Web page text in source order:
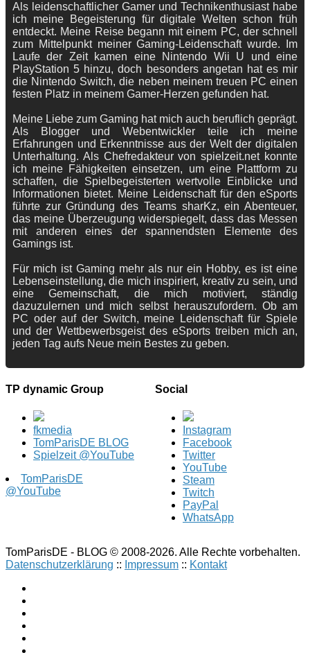
Als leidenschaftlicher Gamer und Technikenthusiast habe
ich meine Begeisterung für digitale Welten schon früh
entdeckt. Meine Reise begann mit einem PC, der schnell
zum Mittelpunkt meiner Gaming-Leidenschaft wurde. Im
Laufe der Zeit kamen eine Nintendo Wii U und eine
PlayStation 5 hinzu, doch besonders angetan hat es mir
die Nintendo Switch, die neben meinem treuen PC einen
festen Platz in meinem Gamer-Herzen gefunden hat.
Meine Liebe zum Gaming hat mich auch beruflich geprägt.
Als Blogger und Webentwickler teile ich meine
Erfahrungen und Erkenntnisse aus der Welt der digitalen
Unterhaltung. Als Chefredakteur von spielzeit.net konnte
ich meine Fähigkeiten einsetzen, um eine Plattform zu
schaffen, die Spielbegeisterten wertvolle Einblicke und
Informationen bietet. Meine Leidenschaft für den eSports
führte zur Gründung des Teams sharKz, ein Abenteuer,
das meine Überzeugung widerspiegelt, dass das Messen
mit anderen eines der spannendsten Elemente des
Gamings ist.
Für mich ist Gaming mehr als nur ein Hobby, es ist eine
Lebenseinstellung, die mich inspiriert, kreativ zu sein, und
eine Gemeinschaft, die mich motiviert, ständig
dazuzulernen und mich selbst herauszufordern. Ob am
PC oder auf der Switch, meine Leidenschaft für Spiele
und der Wettbewerbsgeist des eSports treiben mich an,
jeden Tag aufs Neue mein Bestes zu geben.
TP dynamic Group
fkmedia
TomParisDE BLOG
Spielzeit @YouTube
TomParisDE
@YouTube
Social
Instagram
Facebook
Twitter
YouTube
Steam
Twitch
PayPal
WhatsApp
TomParisDE - BLOG © 2008-2026. Alle Rechte vorbehalten.
Datenschutzerklärung :: Impressum :: Kontakt